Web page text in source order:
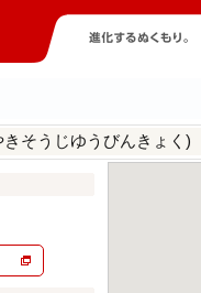
きそうじゆうびんきょく)